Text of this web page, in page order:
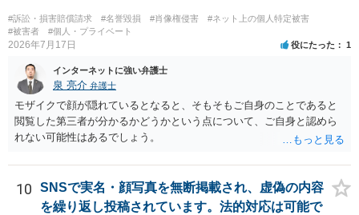
る女性？）の代理人弁護士へ、実は投稿者があなたであるという内容
とともに、あなたから連絡することもあり得ます。 夫がクレーム電話
を入れた「相手方の法律事務所」というのがプロバイダの代理人の事
務所であるのか、それとも開示請求者の代理人の事務所なのかが不明
ですが、もし前者であれば、書類の再送要請にはあまり意味はなく、
一方、後者であるなら、夫を被告として提訴に至る可能性も考える必
要が出てきます。 あなたと夫との夫婦関係の状況（別居中なのか、夫
婦関係は良好なのか、あなたが夫へ嘘をついたのか等）がよくわから
ないところがあり、実際にどのような対応がベターなのかを正確に検
#訴訟・損害賠償請求 #名誉毀損 #肖像権侵害
#ネット上の個人特定被害
#被害者
#個人・プライベート
2026年7月17日 役にたった 1
インターネットに強い弁護士
泉 亮介 弁護士
モザイクで顔が隠れているとなると、そもそもご自身のことであると
閲覧した第三者が分かるかどうかという点について、ご自身と認めら
れない可能性はあるでしょう。
10
SNSで実名・顔写真を無断掲載され、虚偽の内容
を繰り返し投稿されています。法的対応は可能で